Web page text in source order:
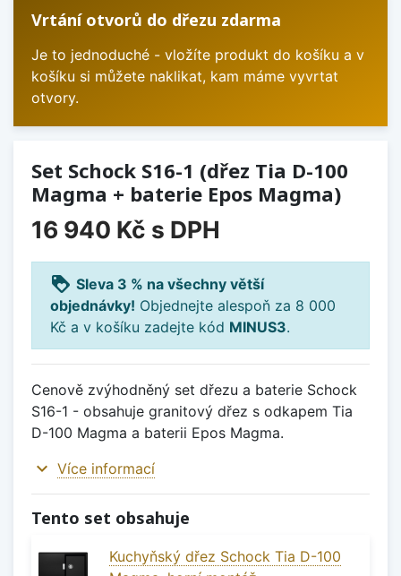
Vrtání otvorů do dřezu zdarma
Je to jednoduché - vložíte produkt do košíku a v
košíku si můžete naklikat, kam máme vyvrtat
otvory.
Set Schock S16-1 (dřez Tia D-100
Magma + baterie Epos Magma)
16 940 Kč s DPH
loyalty Sleva 3 % na všechny větší
objednávky! Objednejte alespoň za 8 000
Kč a v košíku zadejte kód MINUS3.
Cenově zvýhodněný set dřezu a baterie Schock
S16-1 - obsahuje granitový dřez s odkapem Tia
D-100 Magma a baterii Epos Magma.
expand_more Více informací
Tento set obsahuje
Kuchyňský dřez Schock Tia D-100